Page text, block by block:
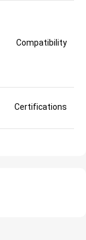
Compatibility
Certifications